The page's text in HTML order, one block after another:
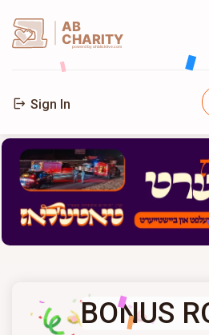
AB
CHARITY
powerd by ahblicklive.com
Sign In
BONUS